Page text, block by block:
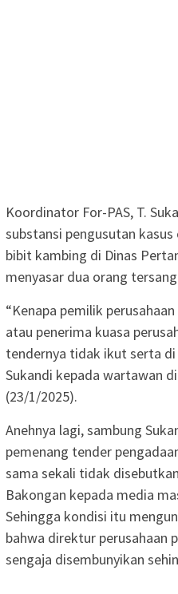
Koordinator For-PAS, T.
substansi pengusutan
bibit kambing di Dinas
menyasar dua orang
“Kenapa pemilik
atau penerima kuasa
tendernya tidak ikut serta di
Sukandi kepada wartawan
(23/1/2025).
Anehnya lagi, sambung
pemenang tender
sama sekali tidak
Bakongan kepada media
Sehingga kondisi itu
bahwa direktur perusahaan
sengaja disembunyikan